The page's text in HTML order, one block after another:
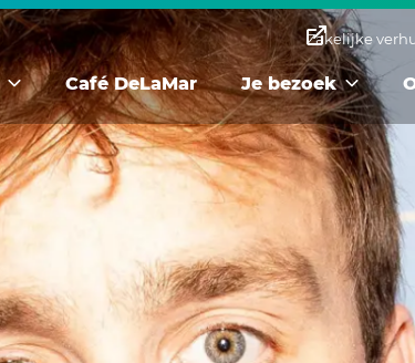
Café DeLaMar Je bezoek
Zakelijke